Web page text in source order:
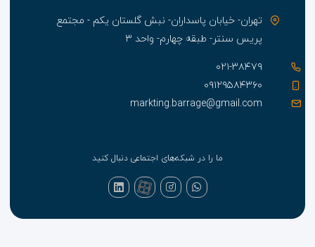
تهران- خیابان پاسداران- نبش گلستان یکم - مجتمع
پریس سنتر- طبقه چهارم- واحد ۳
۰۲۱-۳۸۴۷۹
۰۹۱۲۹۵۸۴۳۶۰
markting.barrage@gmail.com
ما را در شبکه‌های اجتماعی دنبال کنید